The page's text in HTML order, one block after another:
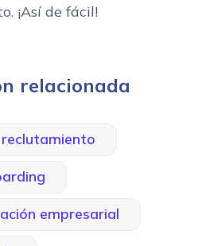
¡Así de fácil!
relacionada
empresarial